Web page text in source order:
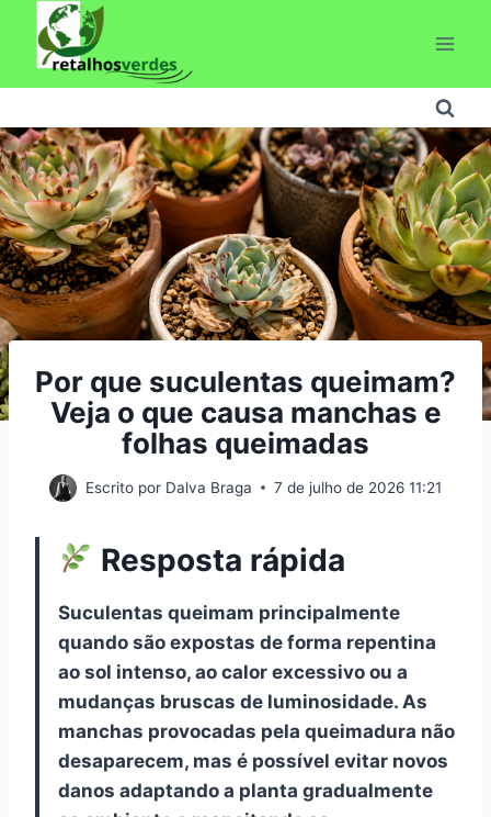
para
Por que suculentas queimam?
Veja o que causa manchas e
folhas queimadas
Escrito por Dalva Braga 7 de julho de 2026 11:21
Resposta rápida
Suculentas queimam principalmente
quando são expostas de forma repentina
ao sol intenso, ao calor excessivo ou a
mudanças bruscas de luminosidade. As
manchas provocadas pela queimadura não
desaparecem, mas é possível evitar novos
danos adaptando a planta gradualmente